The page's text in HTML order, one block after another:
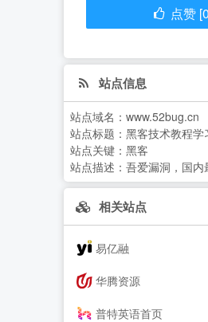
点赞
站点信息
站点域名： www.52bug.cn
站点标题： 黑客技术教程
站点关键： 黑客
站点描述： 吾爱漏洞，国内
相关站点
易亿融
华腾资源
普特英语首页